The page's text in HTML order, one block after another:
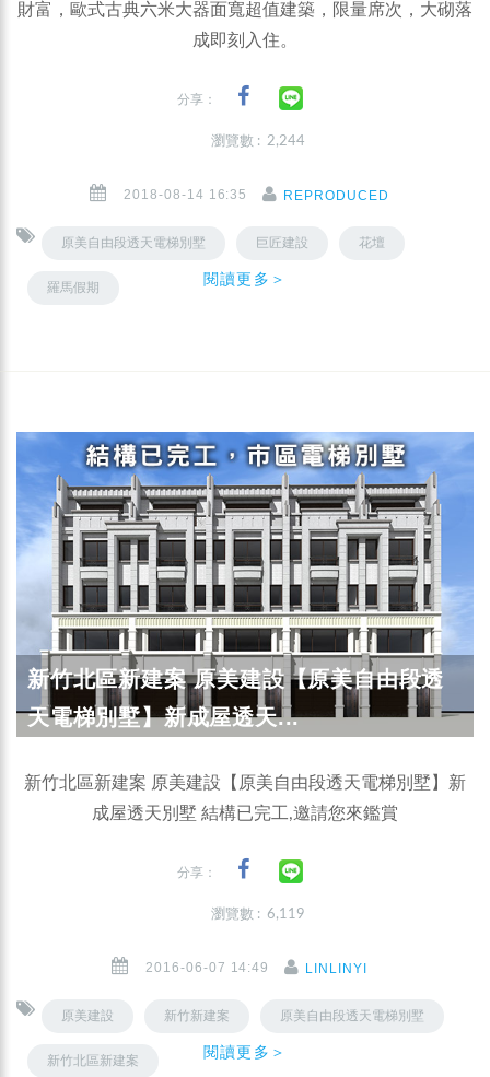
財富，歐式古典六米大器面寬超值建築，限量席次，大砌落
成即刻入住。
分享：
瀏覽數 : 2,244
2018-08-14 16:35 REPRODUCED
原美自由段透天電梯別墅 巨匠建設 花壇
羅馬假期 閱讀更多＞
新竹北區新建案 原美建設【原美自由段透
天電梯別墅】新成屋透天...
新竹北區新建案 原美建設【原美自由段透天電梯別墅】新
成屋透天別墅 結構已完工,邀請您來鑑賞
分享：
瀏覽數 : 6,119
2016-06-07 14:49 LINLINYI
原美建設 新竹新建案 原美自由段透天電梯別墅
新竹北區新建案 閱讀更多＞